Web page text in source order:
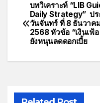
บทวิเคราะห์ “LIB
Daily Strategy” ปร
วันจันทร์ ที่ 8 ธันวาค
2568 หัวข้อ “เงินเฟ้อ
ยังหนุนลดดอกเบี้ย